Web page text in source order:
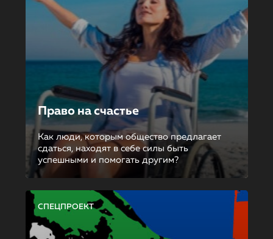
Право на счастье
Как люди, которым общество предлагает
сдаться, находят в себе силы быть
успешными и помогать другим?
СПЕЦПРОЕКТ